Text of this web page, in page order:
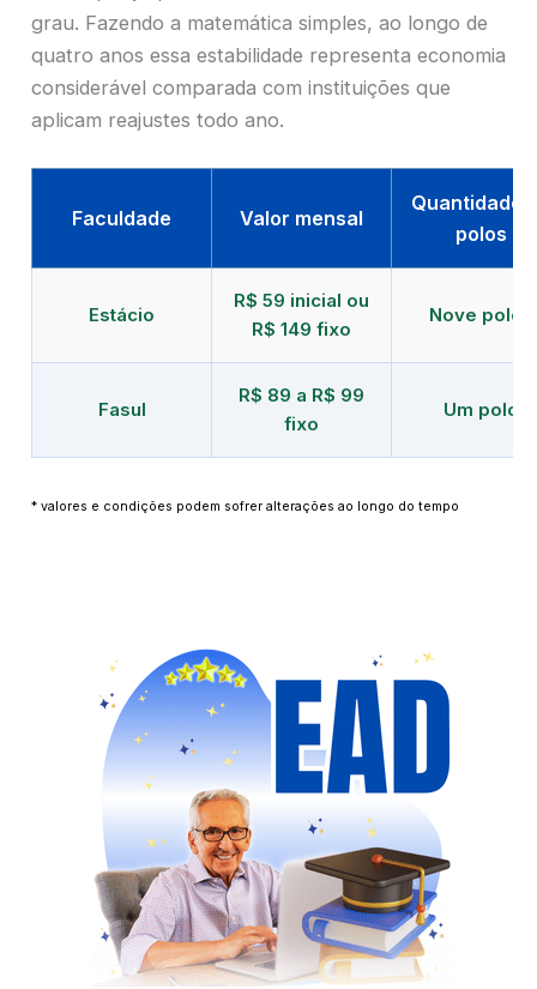
grau. Fazendo a matemática simples, ao longo de
quatro anos essa estabilidade representa economia
considerável comparada com instituições que
aplicam reajustes todo ano.
Faculdade Valor mensal
Quantidade
polos
Estácio
R$ 59 inicial ou
R$ 149 fixo
Nove polos
Fasul
R$ 89 a R$ 99
fixo
Um polo
* valores e condições podem sofrer alterações ao longo do tempo